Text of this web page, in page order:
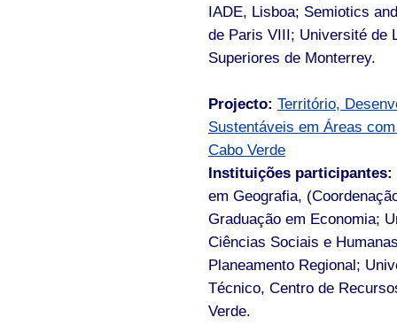
IADE, Lisboa; Semiotics
de Paris VIII; Université de
Superiores de Monterrey.
Projecto: Território,
Sustentáveis em Áreas
Cabo Verde
Instituições participantes:
em Geografia,
Graduação em Economia;
Ciências Sociais e
Planeamento Regional;
Técnico, Centro de
Verde.